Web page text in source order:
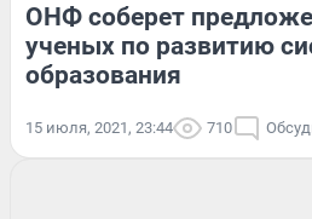
ОНФ соберет
ученых по развитию
образования
15 июля, 2021, 23:44 710